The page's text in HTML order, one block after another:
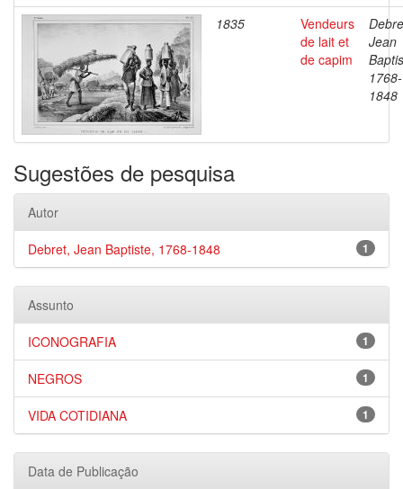
1835
Vendeurs
de lait et
de capim
Jean
1768-
1848
Sugestões de pesquisa
Autor
1
Debret, Jean Baptiste, 1768-1848
Assunto
1
ICONOGRAFIA
1
NEGROS
1
VIDA COTIDIANA
Data de Publicação